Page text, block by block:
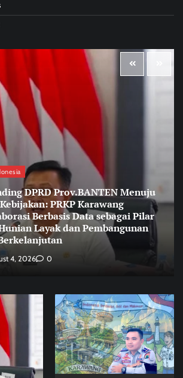
DPRD Prov.BANTEN Menuju
PRKP Karawang
Berbasis Data sebagai Pilar
Layak dan Pembangunan
4, 2026 0